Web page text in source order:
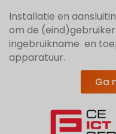
Installatie en
om de
ingebruikname en
apparatuur.
Ga